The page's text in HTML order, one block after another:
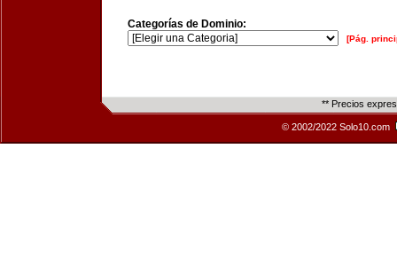
Categorías de Dominio:
[Pág.
** Precios
© 2002/2022 Solo10.com